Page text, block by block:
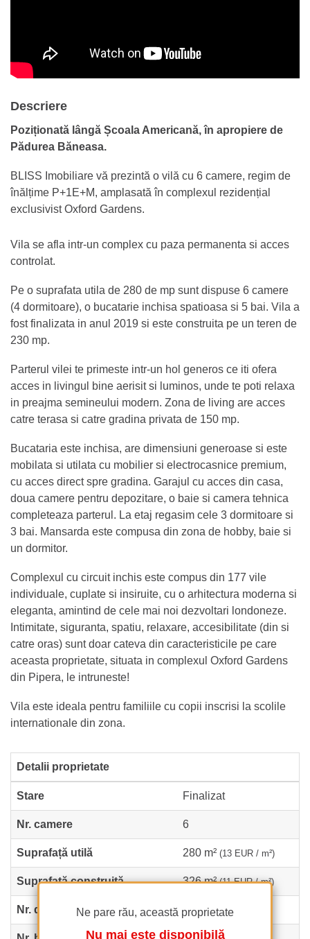
Ne pare rău, această proprietate
Nu mai este disponibilă
Descriere
Poziționată lângă Școala Americană, în apropiere de
Pădurea Băneasa.
BLISS Imobiliare vă prezintă o vilă cu 6 camere, regim de
înălțime P+1E+M, amplasată în complexul rezidențial
exclusivist Oxford Gardens.
Vila se afla intr-un complex cu paza permanenta si acces
controlat.
Pe o suprafata utila de 280 de mp sunt dispuse 6 camere
(4 dormitoare), o bucatarie inchisa spatioasa si 5 bai. Vila a
fost finalizata in anul 2019 si este construita pe un teren de
230 mp.
Parterul vilei te primeste intr-un hol generos ce iti ofera
acces in livingul bine aerisit si luminos, unde te poti relaxa
in preajma semineului modern. Zona de living are acces
catre terasa si catre gradina privata de 150 mp.
Bucataria este inchisa, are dimensiuni generoase si este
mobilata si utilata cu mobilier si electrocasnice premium,
cu acces direct spre gradina. Garajul cu acces din casa,
doua camere pentru depozitare, o baie si camera tehnica
completeaza parterul. La etaj regasim cele 3 dormitoare si
3 bai. Mansarda este compusa din zona de hobby, baie si
un dormitor.
Complexul cu circuit inchis este compus din 177 vile
individuale, cuplate si insiruite, cu o arhitectura moderna si
eleganta, amintind de cele mai noi dezvoltari londoneze.
Intimitate, siguranta, spatiu, relaxare, accesibilitate (din si
catre oras) sunt doar cateva din caracteristicile pe care
aceasta proprietate, situata in complexul Oxford Gardens
din Pipera, le intruneste!
Vila este ideala pentru familiile cu copii inscrisi la scolile
internationale din zona.
Detalii proprietate
Stare Finalizat
Nr. camere 6
Suprafață utilă 280 m² (13 EUR / m²)
Suprafață construită 326 m²(11 EUR / m²)
Nr. dormitoare 4